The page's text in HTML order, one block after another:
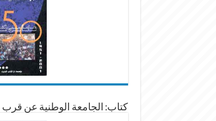
كتاب: الجامعة الوطنية عن قرب